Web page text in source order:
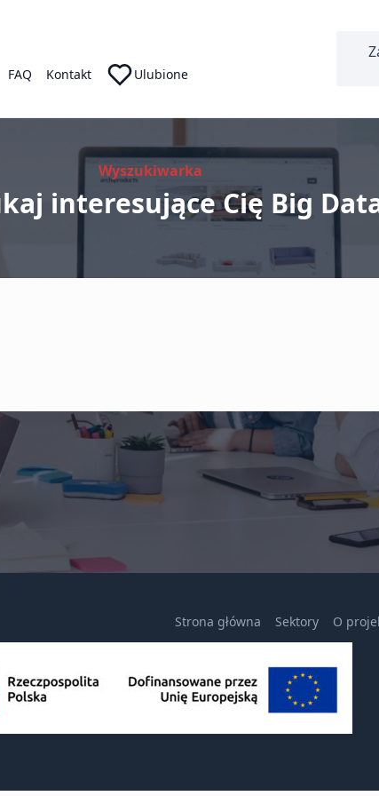
FAQ Kontakt Ulubione
Wyszukiwarka
interesujące Cię Big
Strona główna Sektory O